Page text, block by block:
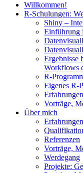
Willkommen!
R-Schulungen:
Shiny –
Einführung
Ergebnisse
Workflows
R-
Eigenes R-
Vorträge,
Über mich
Referenzen
Vorträge,
Werdegang
Projekte: